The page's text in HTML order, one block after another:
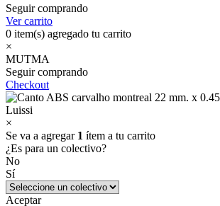
Seguir comprando
Ver carrito
0 item(s) agregado tu carrito
×
MUTMA
Seguir comprando
Checkout
×
Se va a agregar 1 ítem a tu carrito
¿Es para un colectivo?
No
Sí
Aceptar